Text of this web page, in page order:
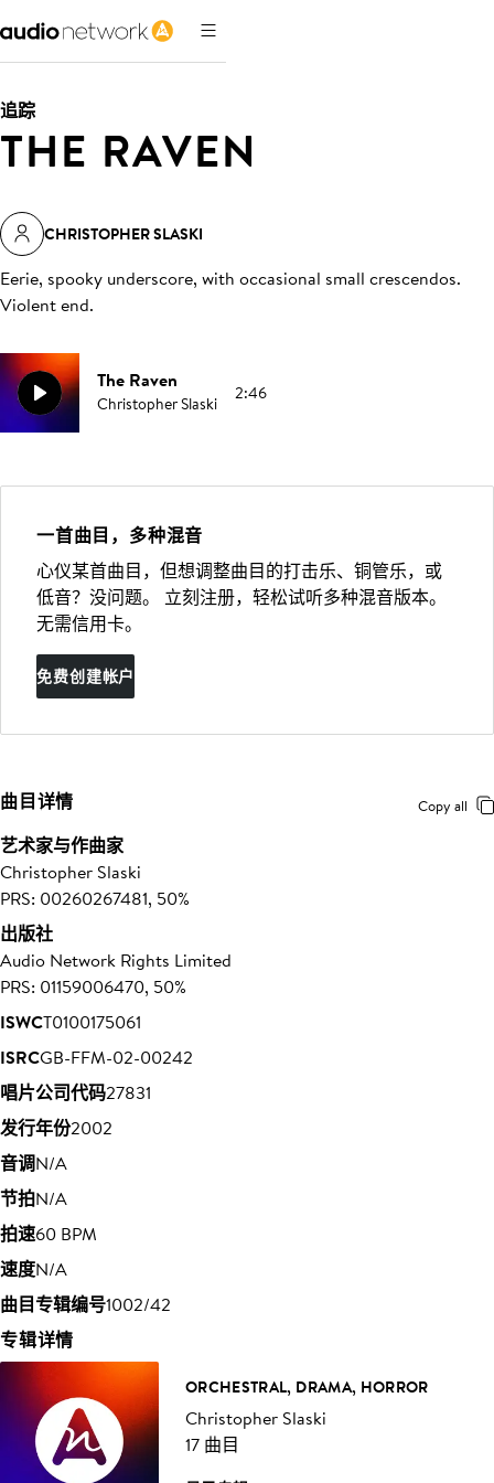
追踪
THE RAVEN
CHRISTOPHER SLASKI
Eerie, spooky underscore, with occasional small crescendos.
Violent end.
The Raven
Christopher Slaski 2:46
一首曲目，多种混音
心仪某首曲目，但想调整曲目的打击乐、铜管乐，或
低音？没问题。 立刻注册，轻松试听多种混音版本。
无需信用卡。
免费创建帐户
曲目详情 Copy all
艺术家与作曲家
Christopher Slaski
PRS: 00260267481, 50%
出版社
Audio Network Rights Limited
PRS: 01159006470, 50%
ISWCT0100175061
ISRCGB-FFM-02-00242
唱片公司代码27831
发行年份2002
音调N/A
节拍N/A
拍速60 BPM
速度N/A
曲目专辑编号1002/42
专辑详情
ORCHESTRAL, DRAMA, HORROR
Christopher Slaski
17 曲目